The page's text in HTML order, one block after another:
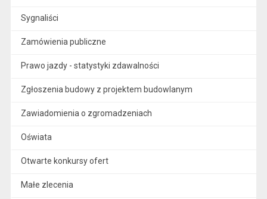
Sygnaliści
Zamówienia publiczne
Prawo jazdy - statystyki zdawalności
Zgłoszenia budowy z projektem budowlanym
Zawiadomienia o zgromadzeniach
Oświata
Otwarte konkursy ofert
Małe zlecenia